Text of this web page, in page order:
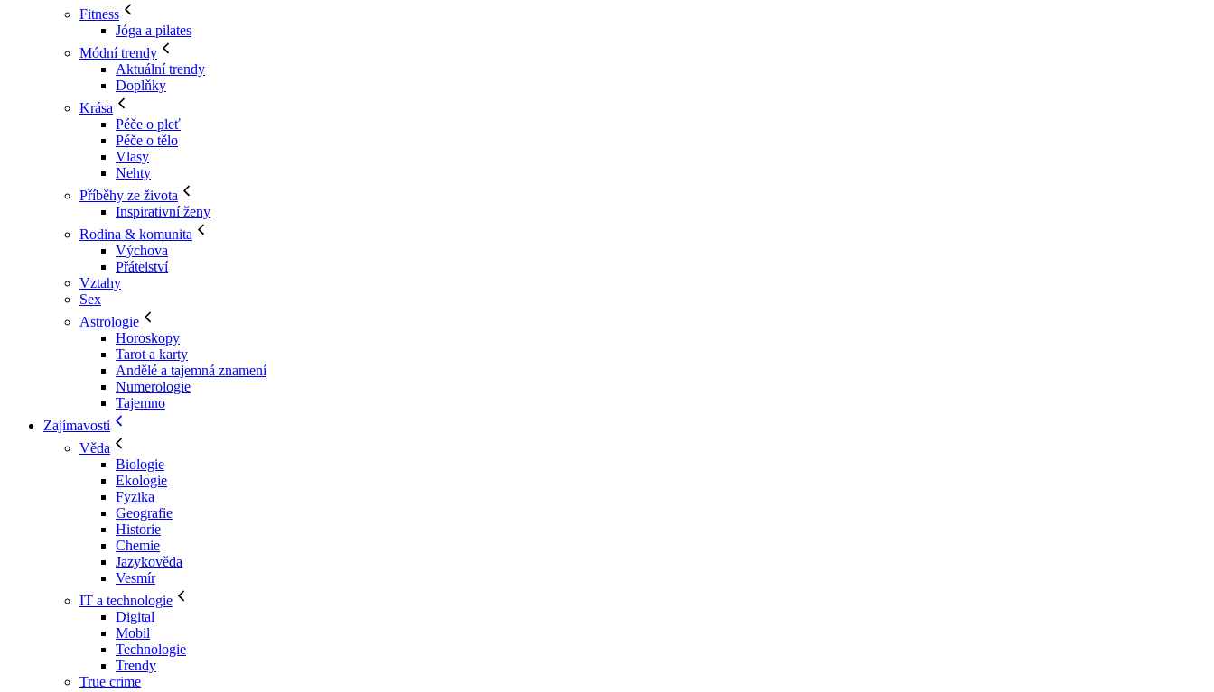
Fitness
Jóga a pilates
Módní trendy
Aktuální trendy
Doplňky
Krása
Péče o pleť
Péče o tělo
Vlasy
Nehty
Příběhy ze života
Inspirativní ženy
Rodina & komunita
Výchova
Přátelství
Vztahy
Sex
Astrologie
Horoskopy
Tarot a karty
Andělé a tajemná znamení
Numerologie
Tajemno
Zajímavosti
Věda
Biologie
Ekologie
Fyzika
Geografie
Historie
Chemie
Jazykověda
Vesmír
IT a technologie
Digital
Mobil
Technologie
Trendy
True crime